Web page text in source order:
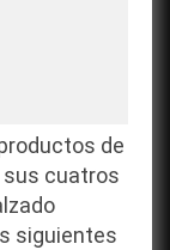
de
sus cuatros
siguientes